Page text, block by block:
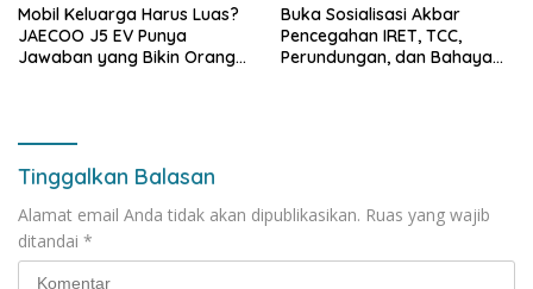
Mobil Keluarga Harus Luas?
JAECOO J5 EV Punya
Jawaban yang Bikin Orang
Buka Sosialisasi Akbar
Pencegahan IRET, TCC,
Perundungan, dan Bahaya
Tinggalkan Balasan
Alamat email Anda tidak akan dipublikasikan. Ruas yang wajib
ditandai *